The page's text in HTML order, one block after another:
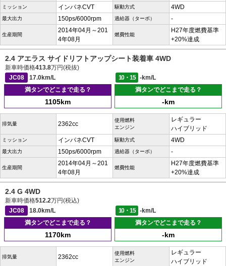
ミッション インパネCVT 駆動方式 4WD
最大出力 150ps/6000rpm 過給器（ターボ） -
生産期間
2014年04月～201
4年08月
燃費性能
H27年度燃費基準
+20%達成
2.4 アエラス サイドリフトアップシート装着車 4WD
新車時価格413.8万円(税抜)
JC08
17.0km/L 10・15
-km/L
満タンでどこまで走る？
1105km
満タンでどこまで走る？
-km
排気量 2362cc
使用燃料
エンジン
レギュラー
ハイブリッド
ミッション インパネCVT 駆動方式 4WD
最大出力 150ps/6000rpm 過給器（ターボ） -
生産期間
2014年04月～201
4年08月
燃費性能
H27年度燃費基準
+20%達成
2.4 G 4WD
新車時価格512.2万円(税込)
JC08
18.0km/L 10・15
-km/L
満タンでどこまで走る？
1170km
満タンでどこまで走る？
-km
排気量 2362cc
使用燃料
エンジン
レギュラー
ハイブリッド